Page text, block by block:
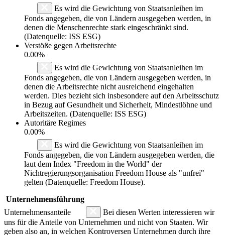
Es wird die Gewichtung von Staatsanleihen im
Fonds angegeben, die von Ländern ausgegeben werden, in
denen die Menschenrechte stark eingeschränkt sind.
(Datenquelle: ISS ESG)
Verstöße gegen Arbeitsrechte
0.00%
Es wird die Gewichtung von Staatsanleihen im
Fonds angegeben, die von Ländern ausgegeben werden, in
denen die Arbeitsrechte nicht ausreichend eingehalten
werden. Dies bezieht sich insbesondere auf den Arbeitsschutz
in Bezug auf Gesundheit und Sicherheit, Mindestlöhne und
Arbeitszeiten. (Datenquelle: ISS ESG)
Autoritäre Regimes
0.00%
Es wird die Gewichtung von Staatsanleihen im
Fonds angegeben, die von Ländern ausgegeben werden, die
laut dem Index "Freedom in the World" der
Nichtregierungsorganisation Freedom House als "unfrei"
gelten (Datenquelle: Freedom House).
Unternehmensführung
Unternehmensanteile
Bei diesen Werten interessieren wir
uns für die Anteile von Unternehmen und nicht von Staaten. Wir
geben also an, in welchen Kontroversen Unternehmen durch ihre